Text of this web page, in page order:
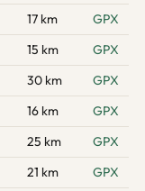
17 km
GPX
15 km
GPX
30 km
GPX
16 km
GPX
25 km
GPX
21 km
GPX